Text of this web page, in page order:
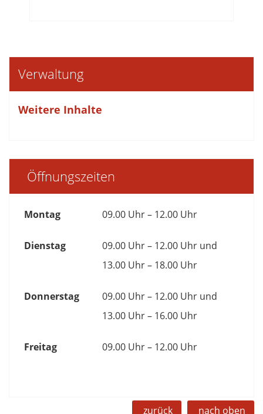
Verwaltung
Weitere Inhalte
Öffnungszeiten
Montag 09.00 Uhr – 12.00 Uhr
Dienstag
09.00 Uhr – 12.00 Uhr und
13.00 Uhr – 18.00 Uhr
Donnerstag
09.00 Uhr – 12.00 Uhr und
13.00 Uhr – 16.00 Uhr
Freitag 09.00 Uhr – 12.00 Uhr
zurück nach oben